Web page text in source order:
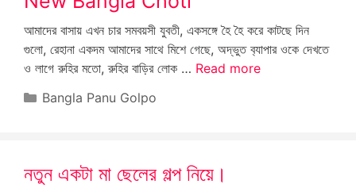
আমাদের বাসায় এখন চার সমবয়সী যুবতী, একসঙ্গে হৈ হৈ করে কাটছে দিন
গুলো, রেহানা একদম আমাদের সাথে মিশে গেছে, অদ্ভুত ব‍্যাপার ওকে দেখতে
ও লাগে রুহির মতো, রুহির বাড়ির লোক … Read more
Categories
Bangla Panu Golpo
নতুন একটা মা ছেলের গল্প নিয়ে।